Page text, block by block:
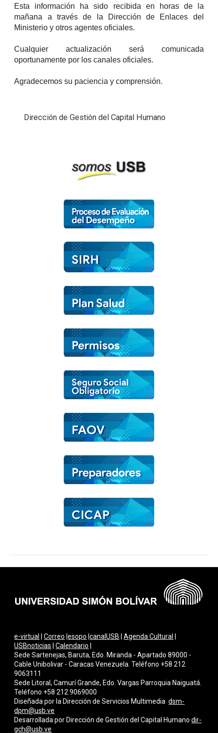
Esta información ha sido recibida en horas de la
mañana a través de la Dirección de Enlaces del
Ministerio y otros agentes oficiales.
Cualquier actualización será comunicada
oportunamente por los canales oficiales.
Agradecemos su paciencia y comprensión.
Dirección de Gestión del Capital Humano
e-virtual |Correo |esopo |canalUSB |Agenda Cultural
USBnoticias |Calendario
Sede Sartenejas, Baruta, Edo. Miranda - Apartado 89000 -
Cable Unibolivar - Caracas Venezuela. Teléfono +58 212
9063111
Sede Litoral, Camurí Grande, Edo. Vargas Parroquia Naiguatá.
Teléfono +58 212 9069000
Diseñada por la Dirección de Servicios Multimediadsm-
dpm@usb.ve
Desarrollada por Dirección de Gestión del Capital Humano dir-
gch@usb.ve